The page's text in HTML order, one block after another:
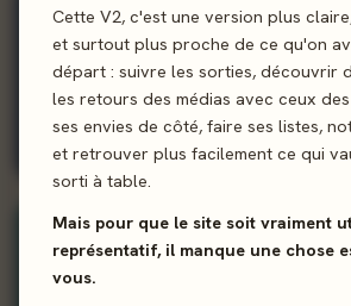
Cette V2, c'est une version plus
et surtout plus proche de ce qu'on
départ : suivre les sorties, découvrir
les retours des médias avec ceux
ses envies de côté, faire ses listes,
et retrouver plus facilement ce qui
sorti à table.
Mais pour que le site soit vraiment
représentatif, il manque une chose
vous.
CA
Christine Alcouffe
30 jeux